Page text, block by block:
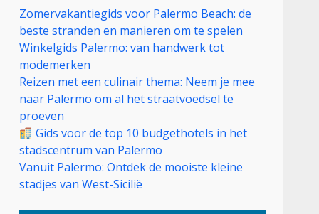
Zomervakantiegids voor Palermo Beach: de
beste stranden en manieren om te spelen
Winkelgids Palermo: van handwerk tot
modemerken
Reizen met een culinair thema: Neem je mee
naar Palermo om al het straatvoedsel te
proeven
Gids voor de top 10 budgethotels in het
stadscentrum van Palermo
Vanuit Palermo: Ontdek de mooiste kleine
stadjes van West-Sicilië